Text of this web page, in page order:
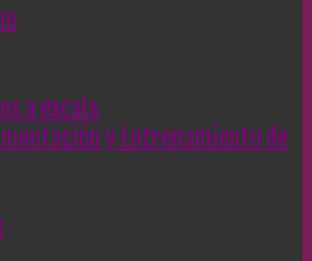
a escala
y Entrenamiento de